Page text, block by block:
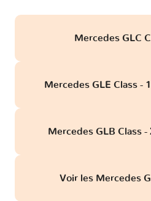
Mercedes GLC
Mercedes GLE Class -
Mercedes GLB Class
Voir les Mercedes